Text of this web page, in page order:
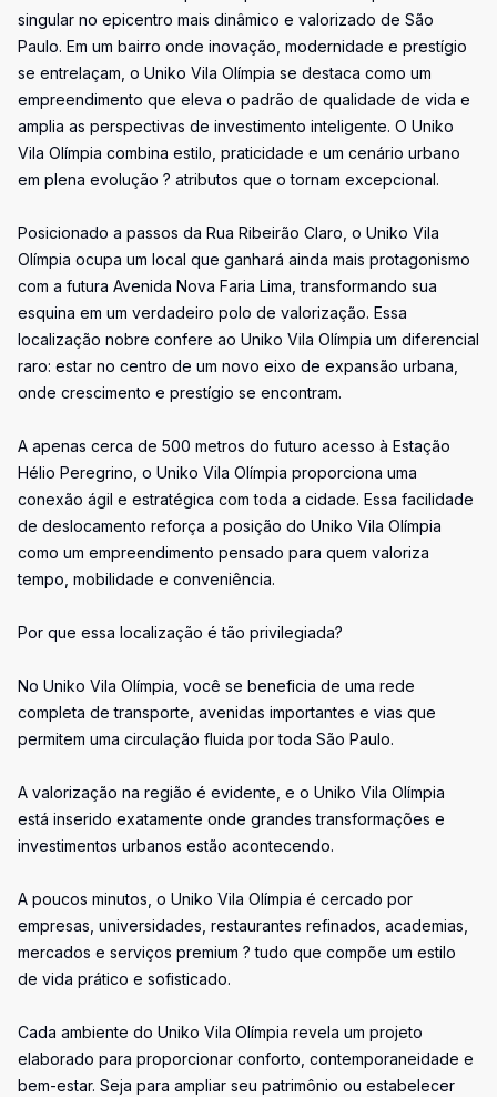
singular no epicentro mais dinâmico e valorizado de São
Paulo. Em um bairro onde inovação, modernidade e prestígio
se entrelaçam, o Uniko Vila Olímpia se destaca como um
empreendimento que eleva o padrão de qualidade de vida e
amplia as perspectivas de investimento inteligente. O Uniko
Vila Olímpia combina estilo, praticidade e um cenário urbano
em plena evolução ? atributos que o tornam excepcional.
Posicionado a passos da Rua Ribeirão Claro, o Uniko Vila
Olímpia ocupa um local que ganhará ainda mais protagonismo
com a futura Avenida Nova Faria Lima, transformando sua
esquina em um verdadeiro polo de valorização. Essa
localização nobre confere ao Uniko Vila Olímpia um diferencial
raro: estar no centro de um novo eixo de expansão urbana,
onde crescimento e prestígio se encontram.
A apenas cerca de 500 metros do futuro acesso à Estação
Hélio Peregrino, o Uniko Vila Olímpia proporciona uma
conexão ágil e estratégica com toda a cidade. Essa facilidade
de deslocamento reforça a posição do Uniko Vila Olímpia
como um empreendimento pensado para quem valoriza
tempo, mobilidade e conveniência.
Por que essa localização é tão privilegiada?
No Uniko Vila Olímpia, você se beneficia de uma rede
completa de transporte, avenidas importantes e vias que
permitem uma circulação fluida por toda São Paulo.
A valorização na região é evidente, e o Uniko Vila Olímpia
está inserido exatamente onde grandes transformações e
investimentos urbanos estão acontecendo.
A poucos minutos, o Uniko Vila Olímpia é cercado por
empresas, universidades, restaurantes refinados, academias,
mercados e serviços premium ? tudo que compõe um estilo
de vida prático e sofisticado.
Cada ambiente do Uniko Vila Olímpia revela um projeto
elaborado para proporcionar conforto, contemporaneidade e
bem-estar. Seja para ampliar seu patrimônio ou estabelecer